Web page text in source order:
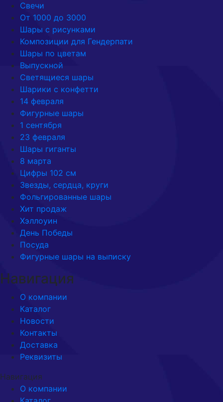
Свечи
От 1000 до 3000
Шары с рисунками
Композиции для Гендерпати
Шары по цветам
Выпускной
Светящиеся шары
Шарики с конфетти
14 февраля
Фигурные шары
1 сентября
23 февраля
Шары гиганты
8 марта
Цифры 102 см
Звезды, сердца, круги
Фольгированные шары
Хит продаж
Хэллоуин
День Победы
Посуда
Фигурные шары на выписку
Навигация
О компании
Каталог
Новости
Контакты
Доставка
Реквизиты
Навигация
О компании